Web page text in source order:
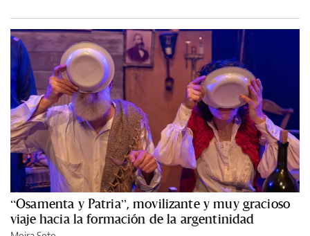
“Osamenta y Patria”, movilizante y muy gracioso
viaje hacia la formación de la argentinidad